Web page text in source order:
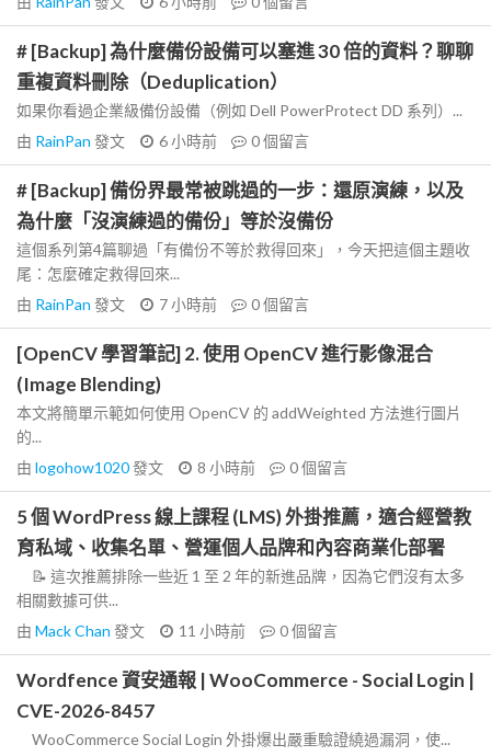
# [Backup] 為什麼備份設備可以塞進 30 倍的資料？聊聊
重複資料刪除（Deduplication）
如果你看過企業級備份設備（例如 Dell PowerProtect DD 系列）...
由 RainPan 發文 6 小時前 0個留言
# [Backup] 備份界最常被跳過的一步：還原演練，以及
為什麼「沒演練過的備份」等於沒備份
這個系列第4篇聊過「有備份不等於救得回來」，今天把這個主題收
尾：怎麼確定救得回來...
由 RainPan 發文 7 小時前 0個留言
[OpenCV 學習筆記] 2. 使用 OpenCV 進行影像混合
(Image Blending)
本文將簡單示範如何使用 OpenCV 的 addWeighted 方法進行圖片
的...
由 logohow1020發文 8 小時前 0個留言
5 個 WordPress 線上課程 (LMS) 外掛推薦，適合經營教
育私域、收集名單、營運個人品牌和內容商業化部署
📝 這次推薦排除一些近 1 至 2 年的新進品牌，因為它們沒有太多
相關數據可供...
由 Mack Chan 發文 11 小時前 0個留言
Wordfence 資安通報 | WooCommerce - Social Login |
CVE-2026-8457
WooCommerce Social Login 外掛爆出嚴重驗證繞過漏洞，使...